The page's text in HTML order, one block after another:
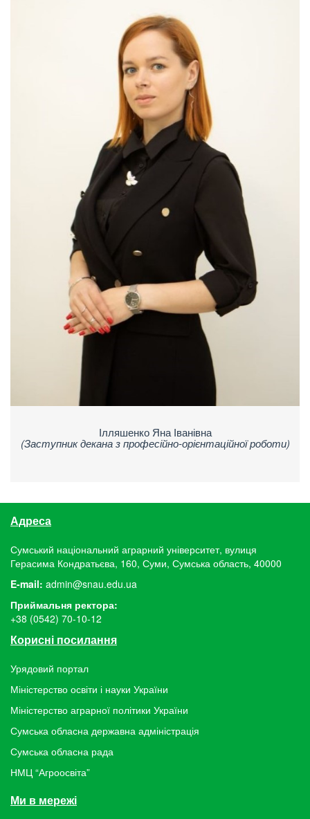
Ілляшенко Яна Іванівна
(Заступник декана з професійно-орієнтаційної роботи)
Адреса
Сумський національний аграрний університет, вулиця
Герасима Кондратьєва, 160, Суми, Сумська область, 40000
E-mail: admin@snau.edu.ua
Приймальня ректора:
+38 (0542) 70-10-12
Корисні посилання
Урядовий портал
Міністерство освіти і науки України
Міністерство аграрної політики України
Сумська обласна державна адміністрація
Сумська обласна рада
НМЦ “Агроосвіта”
Ми в мережі